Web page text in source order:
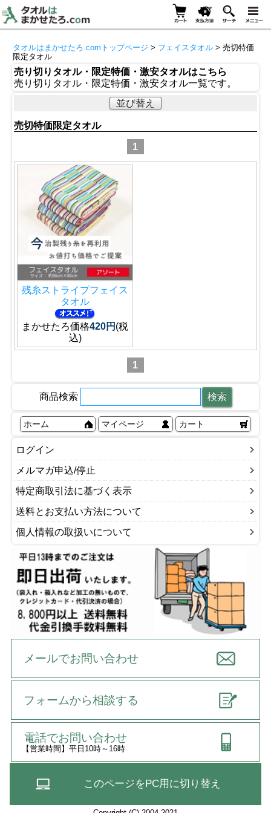
タオルはまかせたろ.comトップページ > フェイスタオル > 売切特価
限定タオル
売り切りタオル・限定特価・激安タオルはこちら
売り切りタオル・限定特価・激安タオル一覧です。
並び替え
売切特価限定タオル
1
残糸ストライプフェイス
タオル
まかせたろ価格420円 (税
込)
1
商品検索
ホーム マイページ カート
ログイン
メルマガ申込/停止
特定商取引法に基づく表示
送料とお支払い方法について
個人情報の取扱いについて
メールでお問い合わせ
フォームから相談する
電話でお問い合わせ
【営業時間】平日10時～16時
このページをPC用に切り替え